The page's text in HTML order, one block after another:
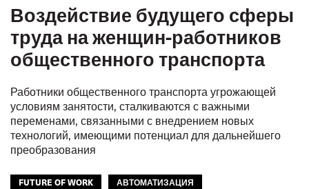
Воздействие будущего сферы
труда на женщин-работников
общественного транспорта
Работники общественного транспорта угрожающей
условиям занятости, сталкиваются с важными
переменами, связанными с внедрением новых
технологий, имеющими потенциал для дальнейшего
преобразования
FUTURE OF WORK
АВТОМАТИЗАЦИЯ